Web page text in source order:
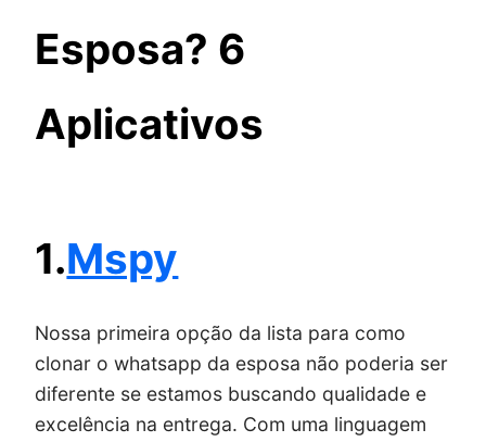
Esposa? 6
Aplicativos
1.Mspy
Nossa primeira opção da lista para como
clonar o whatsapp da esposa não poderia ser
diferente se estamos buscando qualidade e
excelência na entrega. Com uma linguagem